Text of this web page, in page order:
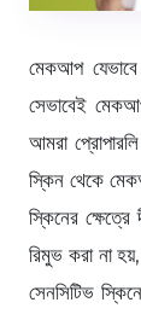
মেকআপ যেভাবে
সেভাবেই
আমরা
স্কিন থেকে
স্কিনের
রিমুভ করা না
সেনসিটিভ